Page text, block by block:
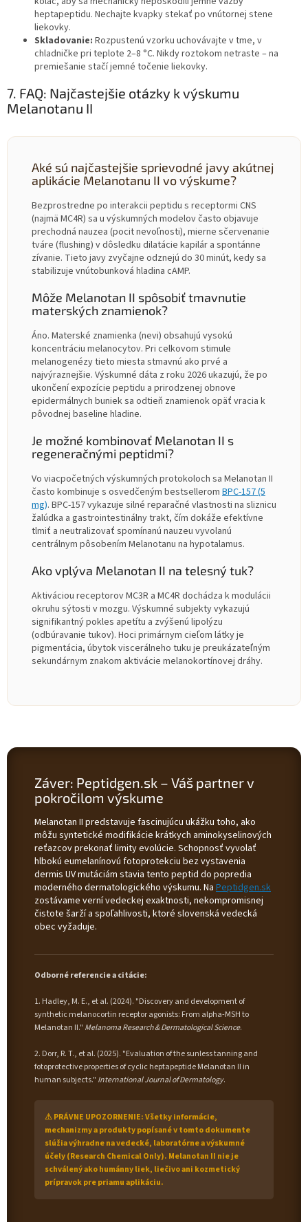
heptapeptidu. Nechajte kvapky stekať po vnútornej stene
liekovky.
Skladovanie: Rozpustenú vzorku uchovávajte v tme, v
chladničke pri teplote 2–8 °C. Nikdy roztokom netraste – na
premiešanie stačí jemné točenie liekovky.
7. FAQ: Najčastejšie otázky k výskumu
Melanotanu II
Aké sú najčastejšie sprievodné javy akútnej
aplikácie Melanotanu II vo výskume?
Bezprostredne po interakcii peptidu s receptormi CNS
(najmä MC4R) sa u výskumných modelov často objavuje
prechodná nauzea (pocit nevoľnosti), mierne sčervenanie
tváre (flushing) v dôsledku dilatácie kapilár a spontánne
zívanie. Tieto javy zvyčajne odznejú do 30 minút, kedy sa
stabilizuje vnútobunková hladina cAMP.
Môže Melanotan II spôsobiť tmavnutie
materských znamienok?
Áno. Materské znamienka (nevi) obsahujú vysokú
koncentráciu melanocytov. Pri celkovom stimule
melanogenézy tieto miesta stmavnú ako prvé a
najvýraznejšie. Výskumné dáta z roku 2026 ukazujú, že po
ukončení expozície peptidu a prirodzenej obnove
epidermálnych buniek sa odtieň znamienok opäť vracia k
pôvodnej baseline hladine.
Je možné kombinovať Melanotan II s
regeneračnými peptidmi?
Vo viacpočetných výskumných protokoloch sa Melanotan II
často kombinuje s osvedčeným bestsellerom BPC-157 (5
mg). BPC-157 vykazuje silné reparačné vlastnosti na sliznicu
žalúdka a gastrointestinálny trakt, čím dokáže efektívne
tlmiť a neutralizovať spomínanú nauzeu vyvolanú
centrálnym pôsobením Melanotanu na hypotalamus.
Ako vplýva Melanotan II na telesný tuk?
Aktiváciou receptorov MC3R a MC4R dochádza k modulácii
okruhu sýtosti v mozgu. Výskumné subjekty vykazujú
signifikantný pokles apetítu a zvýšenú lipolýzu
(odbúravanie tukov). Hoci primárnym cieľom látky je
pigmentácia, úbytok viscerálneho tuku je preukázateľným
sekundárnym znakom aktivácie melanokortínovej dráhy.
Záver: Peptidgen.sk – Váš partner v
pokročilom výskume
Melanotan II predstavuje fascinujúcu ukážku toho, ako
môžu syntetické modifikácie krátkych aminokyselinových
reťazcov prekonať limity evolúcie. Schopnosť vyvolať
hlbokú eumelanínovú fotoprotekciu bez vystavenia
dermis UV mutáciám stavia tento peptid do popredia
moderného dermatologického výskumu. Na Peptidgen.sk
zostávame verní vedeckej exaktnosti, nekompromisnej
čistote šarží a spoľahlivosti, ktoré slovenská vedecká
obec vyžaduje.
Odborné referencie a citácie:
1. Hadley, M. E., et al. (2024). "Discovery and development of
synthetic melanocortin receptor agonists: From alpha-MSH to
Melanotan II." Melanoma Research & Dermatological Science.
2. Dorr, R. T., et al. (2025). "Evaluation of the sunless tanning and
fotoprotective properties of cyclic heptapeptide Melanotan II in
human subjects." International Journal of Dermatology.
⚠ PRÁVNE UPOZORNENIE: Všetky informácie,
mechanizmy a produkty popísané v tomto dokumente
slúžia výhradne na vedecké, laboratórne a výskumné
účely (Research Chemical Only). Melanotan II nie je
schválený ako humánny liek, liečivo ani kozmetický
prípravok pre priamu aplikáciu.